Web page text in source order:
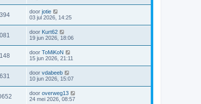
door jotie
03 jul 2026, 14:25
door Kurt62
19 jun 2026, 18:06
door ToMiKoN
15 jun 2026, 21:11
door vdabeeb
10 jun 2026, 15:07
door overweg13
24 mei 2026, 08:57